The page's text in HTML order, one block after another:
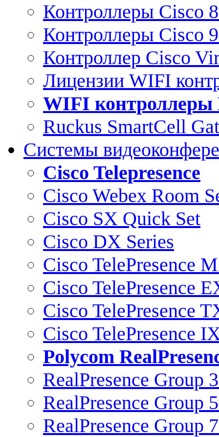
Контроллеры Cisco
Контроллеры Cisco
Контроллер Cisco
Лицензии WIFI
WIFI контроллеры
Ruckus SmartCell
Системы
Cisco Telepresence
Cisco Webex Room
Cisco SX Quick Set
Cisco DX Series
Cisco TelePresence
Cisco TelePresence
Cisco TelePresence
Cisco TelePresence
Polycom
RealPresence Group
RealPresence Group
RealPresence Group